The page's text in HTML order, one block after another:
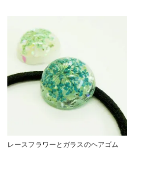
#レースフラワー
レースフラワーとガラスのヘアゴム